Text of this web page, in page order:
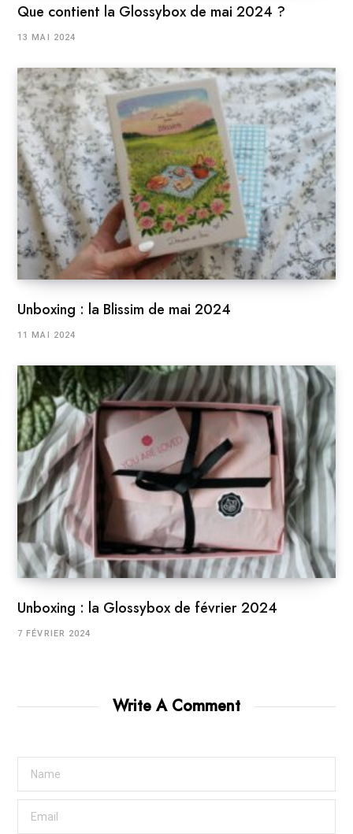
Que contient la Glossybox de mai 2024 ?
13 MAI 2024
Unboxing : la Blissim de mai 2024
11 MAI 2024
Unboxing : la Glossybox de février 2024
7 FÉVRIER 2024
Write A Comment